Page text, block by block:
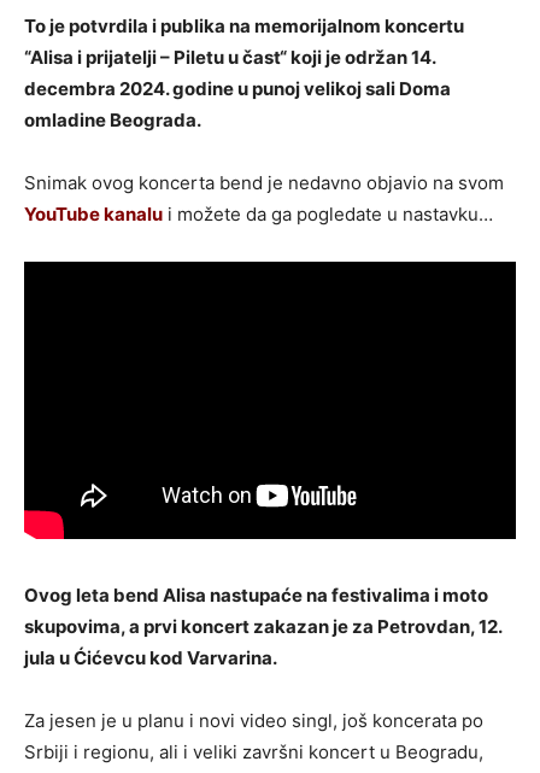
To je potvrdila i publika na memorijalnom koncertu
“Alisa i prijatelji – Piletu u čast“ koji je održan 14.
decembra 2024. godine u punoj velikoj sali Doma
omladine Beograda.
Snimak ovog koncerta bend je nedavno objavio na svom
YouTube kanalu i možete da ga pogledate u nastavku…
Ovog leta bend Alisa nastupaće na festivalima i moto
skupovima, a prvi koncert zakazan je za Petrovdan, 12.
jula u Ćićevcu kod Varvarina.
Za jesen je u planu i novi video singl, još koncerata po
Srbiji i regionu, ali i veliki završni koncert u Beogradu,